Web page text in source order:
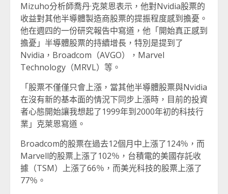
Mizuho分析師喬丹·克萊恩表示，他對Nvidia股票的
收益對其他半導體製造商股票的提振程度感到擔憂。
他在週四的一份研究報告中寫道，他「開始真正感到
擔憂」半導體股票的持續增長，特別是提到了
Nvidia，Broadcom（AVGO），Marvel
Technology（MRVL）等。
「股票不僅僅只會上漲，當其他半導體股票與Nvidia
在沒有新的基本面的情況下同步上漲時，目前的投資
者心態開始讓我想起了1999年到2000年初的科技行
業」克萊恩寫道。
Broadcom的股票在過去12個月中上漲了124％，而
Marvell的股票上漲了102％，台積電的美國存託收
據（TSM）上漲了66％，而美光科技的股票上漲了
77％。